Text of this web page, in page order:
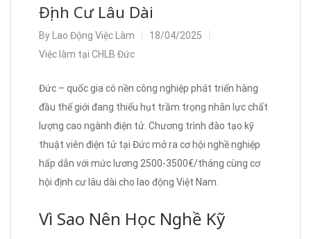
Định Cư Lâu Dài
By Lao Động Việc Làm
18/04/2025
Việc làm tại CHLB Đức
Đức – quốc gia có nền công nghiệp phát triển hàng
đầu thế giới đang thiếu hụt trầm trọng nhân lực chất
lượng cao ngành điện tử. Chương trình đào tạo kỹ
thuật viên điện tử tại Đức mở ra cơ hội nghề nghiệp
hấp dẫn với mức lương 2500-3500€/tháng cùng cơ
hội định cư lâu dài cho lao động Việt Nam.
Vì Sao Nên Học Nghề Kỹ